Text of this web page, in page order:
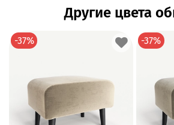
Другие цвета
-37% -37%